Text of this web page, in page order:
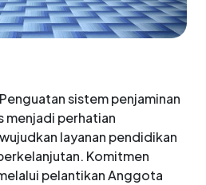
sistem penjaminan
menjadi perhatian
layanan pendidikan
Komitmen
pelantikan Anggota